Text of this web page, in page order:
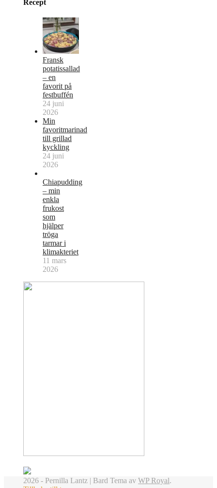
Recept
Fransk
potatissallad
– en
favorit på
festbuffén
24 juni
2026
Min
favoritmarinad
till grillad
kyckling
24 juni
2026
Chiapudding
– min
enkla
frukost
som
hjälper
tröga
tarmar i
klimakteriet
11 mars
2026
2026 - Pernilla Lantz | Bard Tema av WP Royal.